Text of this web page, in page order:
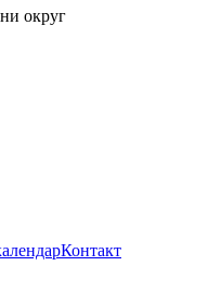
округ
Контакт